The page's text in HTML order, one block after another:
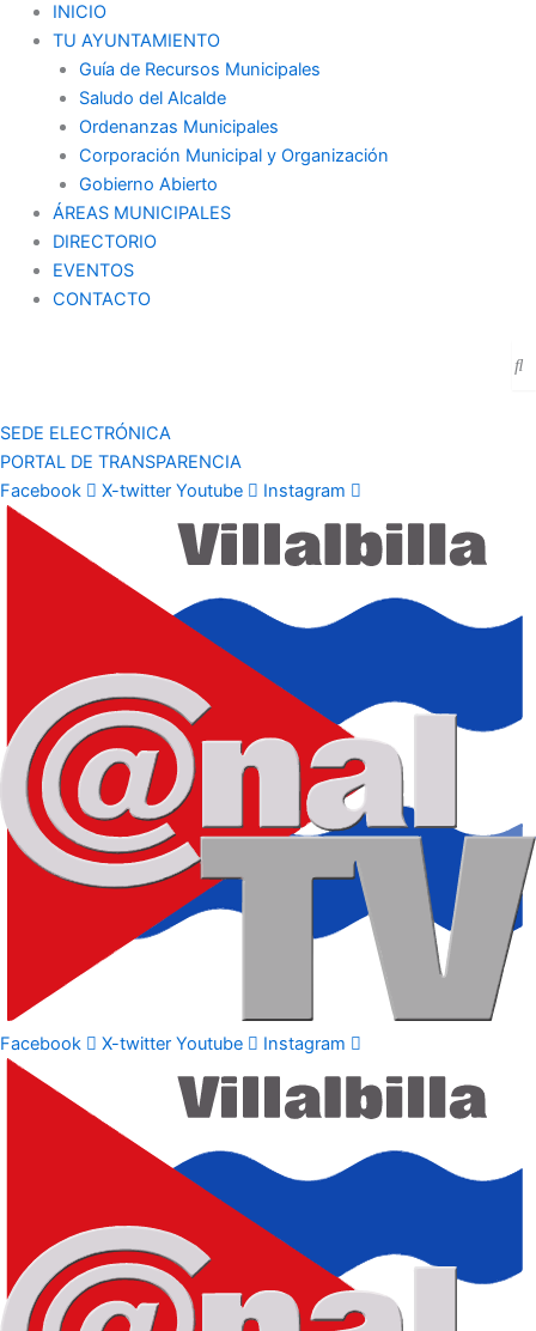
INICIO
TU AYUNTAMIENTO
Guía de Recursos Municipales
Saludo del Alcalde
Ordenanzas Municipales
Corporación Municipal y Organización
Gobierno Abierto
ÁREAS MUNICIPALES
DIRECTORIO
EVENTOS
CONTACTO
SEDE ELECTRÓNICA
PORTAL DE TRANSPARENCIA
Facebook
X-twitter Youtube Instagram
Facebook X-twitter Youtube Instagram